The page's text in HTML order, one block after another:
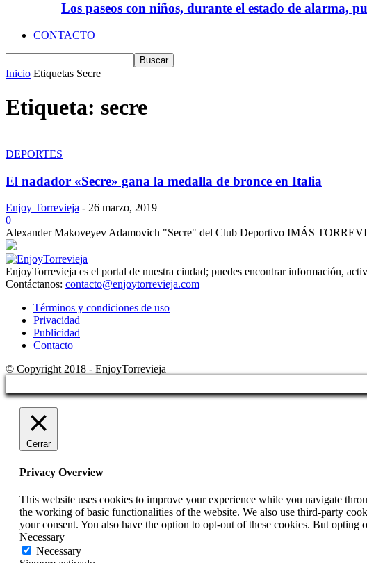
Los paseos con niños, durante el estado de alarma,
CONTACTO
Inicio Etiquetas Secre
Etiqueta: secre
DEPORTES
El nadador «Secre» gana la medalla de bronce en Italia
Enjoy Torrevieja - 26 marzo, 2019
0
Alexander Makoveyev Adamovich "Secre" del Club Deportivo IMÁS
EnjoyTorrevieja es el portal de nuestra ciudad; puedes encontrar información,
Contáctanos: contacto@enjoytorrevieja.com
Términos y condiciones de uso
Privacidad
Publicidad
Contacto
© Copyright 2018 - EnjoyTorrevieja
Cerrar
Privacy Overview
This website uses cookies to improve your experience while you navigate
the working of basic functionalities of the website. We also use third-party
your consent. You also have the option to opt-out of these cookies. But
Necessary
Necessary